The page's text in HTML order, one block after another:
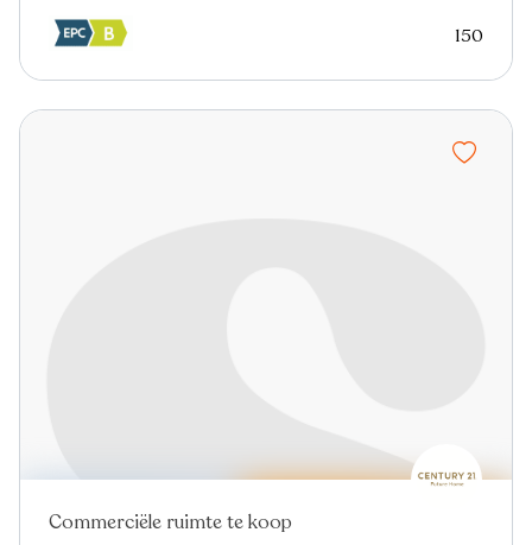
150
Commerciële ruimte te koop